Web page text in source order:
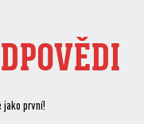
jako první!